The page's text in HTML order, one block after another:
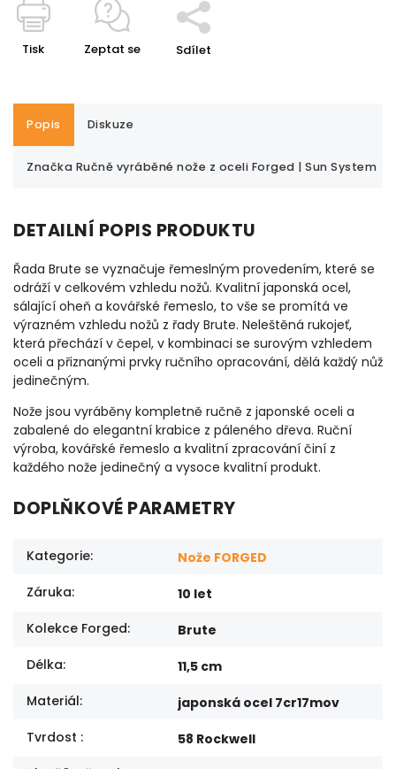
Tisk Zeptat se Sdílet
Popis Diskuze
Značka Ručně vyráběné nože z oceli Forged | Sun System
DETAILNÍ POPIS PRODUKTU
Řada Brute se vyznačuje řemeslným provedením, které se
odráží v celkovém vzhledu nožů. Kvalitní japonská ocel,
sálající oheň a kovářské řemeslo, to vše se promítá ve
výrazném vzhledu nožů z řady Brute. Neleštěná rukojeť,
která přechází v čepel, v kombinaci se surovým vzhledem
oceli a přiznanými prvky ručního opracování, dělá každý nůž
jedinečným.
Nože jsou vyráběny kompletně ručně z japonské oceli a
zabalené do elegantní krabice z páleného dřeva. Ruční
výroba, kovářské řemeslo a kvalitní zpracování činí z
každého nože jedinečný a vysoce kvalitní produkt.
DOPLŇKOVÉ PARAMETRY
Kategorie:
Nože FORGED
Záruka:
10 let
Kolekce Forged:
Brute
Délka:
11,5 cm
Materiál:
japonská ocel 7cr17mov
Tvrdost :
58 Rockwell